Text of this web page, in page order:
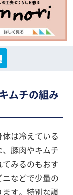
ムチの組み
は冷えている
、豚肉やキムチ
てみるのもおす
ニなどで少量の
す。特別な調